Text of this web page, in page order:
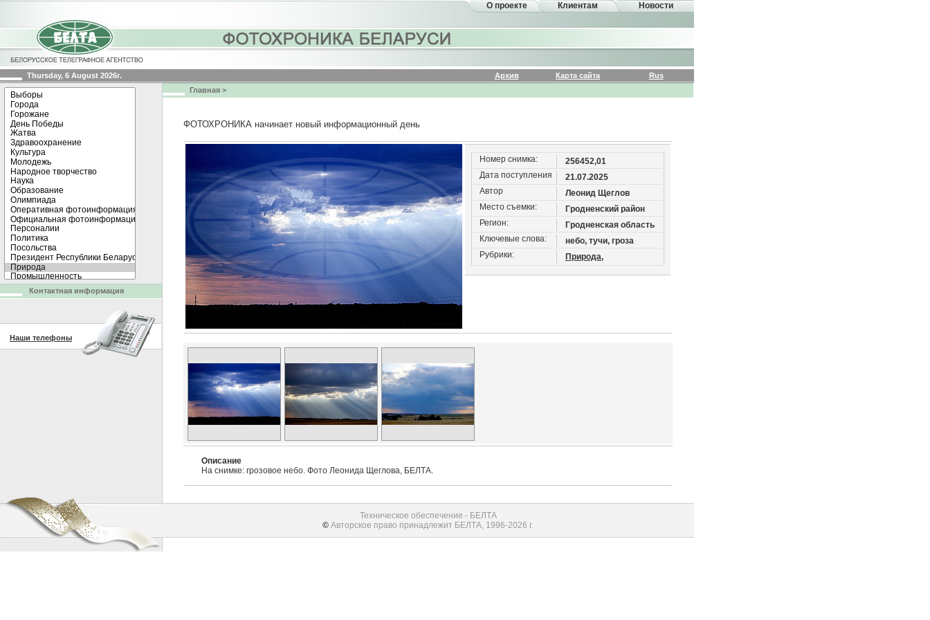
О проекте Клиентам Новости
Thursday, 6 August 2026г. Архив Карта сайта
Rus
Главная >
ФОТОХРОНИКА начинает новый информационный день
Номер снимка:
256452,01
Дата поступления
21.07.2025
Автор
Леонид Щеглов
Место съемки:
Гродненский район
Регион:
Гродненская область
Ключевые слова:
небо, тучи, гроза
Рубрики:
Природа,
Описание
На снимке: грозовое небо. Фото Леонида Щеглова, БЕЛТА.
Контактная информация
Наши телефоны
Техническое обеспечение - БЕЛТА
© Авторское право принадлежит БЕЛТА, 1996-2026 г.